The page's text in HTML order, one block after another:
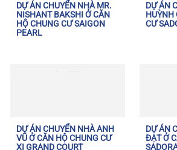
DỰ ÁN CHUYỂN NHÀ MR.
NISHANT BAKSHI Ở CĂN
HỘ CHUNG CƯ SAIGON
PEARL
DỰ ÁN
HUỲNH
CƯ
DỰ ÁN CHUYỂN NHÀ ANH
VŨ Ở CĂN HỘ CHUNG CƯ
XI GRAND COURT
DỰ ÁN
ĐẠT Ở